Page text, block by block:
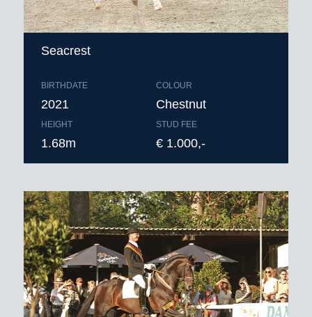
Seacrest
BIRTHDATE
2021
HEIGHT
1.68m
COLOUR
Chestnut
STUD FEE
€ 1.000,-